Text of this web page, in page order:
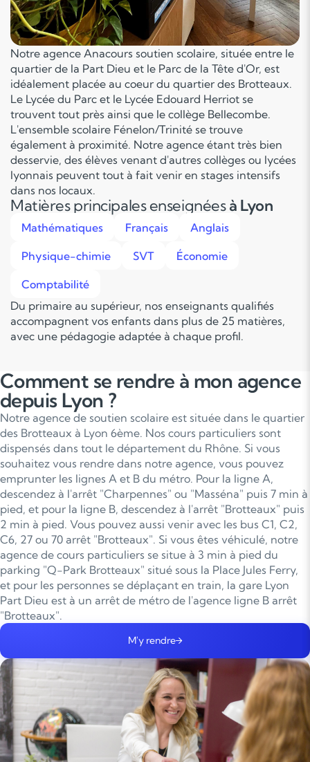
Notre agence Anacours soutien scolaire, située entre le
quartier de la Part Dieu et le Parc de la Tête d'Or, est
idéalement placée au coeur du quartier des Brotteaux.
Le Lycée du Parc et le Lycée Edouard Herriot se
trouvent tout près ainsi que le collège Bellecombe.
L'ensemble scolaire Fénelon/Trinité se trouve
également à proximité. Notre agence étant très bien
desservie, des élèves venant d'autres collèges ou lycées
lyonnais peuvent tout à fait venir en stages intensifs
dans nos locaux.
Matières principales enseignéesà Lyon
Mathématiques Français Anglais
Physique-chimie SVT Économie
Comptabilité
Du primaire au supérieur, nos enseignants qualifiés
accompagnent vos enfants dans plus de 25 matières,
avec une pédagogie adaptée à chaque profil.
Comment se rendre à mon agence
depuis Lyon ?
Notre agence de soutien scolaire est située dans le quartier
des Brotteaux à Lyon 6ème. Nos cours particuliers sont
dispensés dans tout le département du Rhône. Si vous
souhaitez vous rendre dans notre agence, vous pouvez
emprunter les lignes A et B du métro. Pour la ligne A,
descendez à l'arrêt "Charpennes" ou "Masséna" puis 7 min à
pied, et pour la ligne B, descendez à l'arrêt "Brotteaux" puis
2 min à pied. Vous pouvez aussi venir avec les bus C1, C2,
C6, 27 ou 70 arrêt "Brotteaux". Si vous êtes véhiculé, notre
agence de cours particuliers se situe à 3 min à pied du
parking "Q-Park Brotteaux" situé sous la Place Jules Ferry,
et pour les personnes se déplaçant en train, la gare Lyon
Part Dieu est à un arrêt de métro de l'agence ligne B arrêt
"Brotteaux".
M'y rendre